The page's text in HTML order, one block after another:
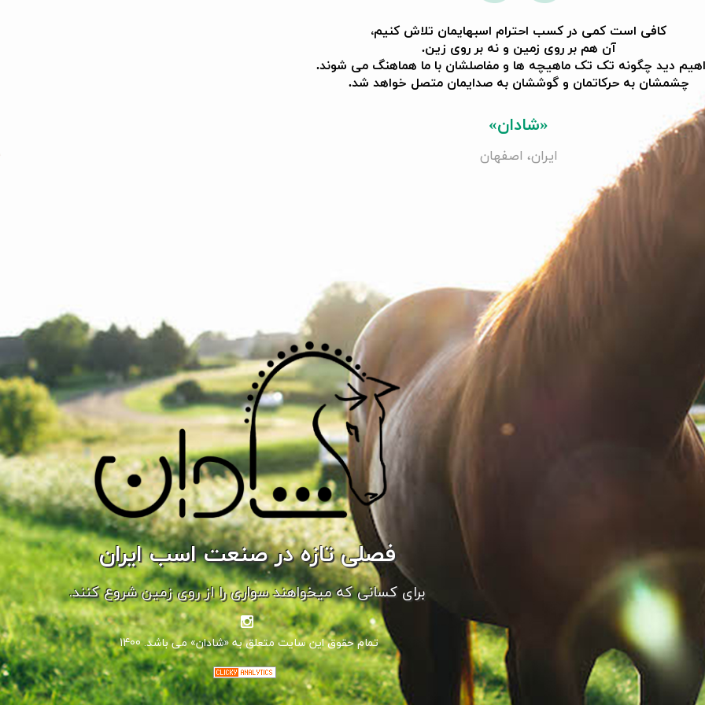
فصلی تازه در صنعت اسب ایران
برای کسانی که میخواهند سواری را از روی زمین شروع کنند.
1400 .تمام حقوق این سایت متعلق به «شادان» می باشد
کافی است کمی در کسب احترام اسبهایمان تلاش کنیم،
آن هم بر روی زمین و نه بر روی زین.
دید چگونه تک تک ماهیچه ها و مفاصلشان با ما هماهنگ می شوند.
​​​​​​​چشمشان به حرکاتمان و گوششان به صدایمان متصل خواهد شد.
«شادان»
ایران، اصفهان